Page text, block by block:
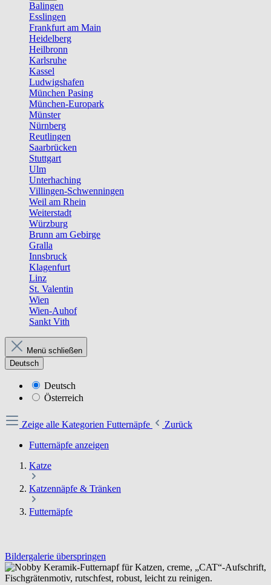
Balingen
Esslingen
Frankfurt am Main
Heidelberg
Heilbronn
Karlsruhe
Kassel
Ludwigshafen
München Pasing
München-Europark
Münster
Nürnberg
Reutlingen
Saarbrücken
Stuttgart
Ulm
Unterhaching
Villingen-Schwenningen
Weil am Rhein
Weiterstadt
Würzburg
Brunn am Gebirge
Gralla
Innsbruck
Klagenfurt
Linz
St. Valentin
Wien
Wien-Auhof
Sankt Vith
Menü schließen
Deutsch
Deutsch
Österreich
Zeige alle Kategorien Futternäpfe
Zurück
Futternäpfe anzeigen
Katze
Katzennäpfe & Tränken
Futternäpfe
Bildergalerie überspringen